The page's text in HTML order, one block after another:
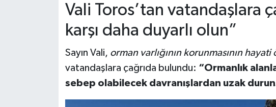
Vali Toros’tan vatandaşlara
karşı daha duyarlı olun”
Sayın Vali, orman varlığının korunmasının
vatandaşlara çağrıda bulundu: “Ormanlık
sebep olabilecek davranışlardan uzak